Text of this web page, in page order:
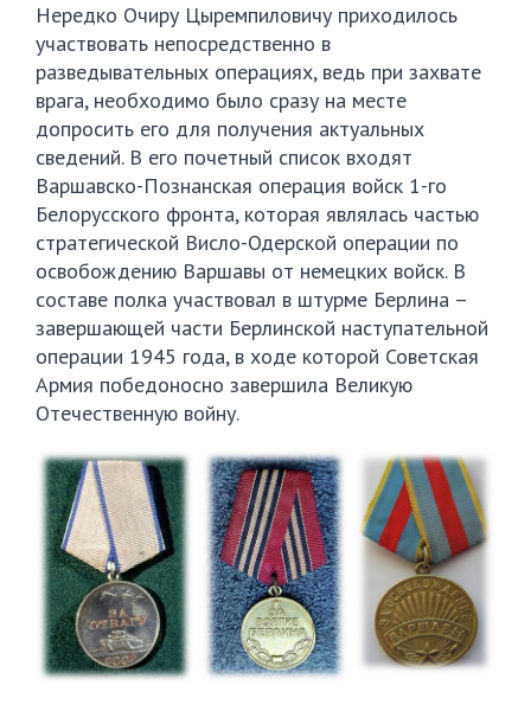
Нередко Очиру Цыремпиловичу приходилось
участвовать непосредственно в
разведывательных операциях, ведь при захвате
врага, необходимо было сразу на месте
допросить его для получения актуальных
сведений. В его почетный список входят
Варшавско-Познанская операция войск 1-го
Белорусского фронта, которая являлась частью
стратегической Висло-Одерской операции по
освобождению Варшавы от немецких войск. В
составе полка участвовал в штурме Берлина –
завершающей части Берлинской наступательной
операции 1945 года, в ходе которой Советская
Армия победоносно завершила Великую
Отечественную войну.